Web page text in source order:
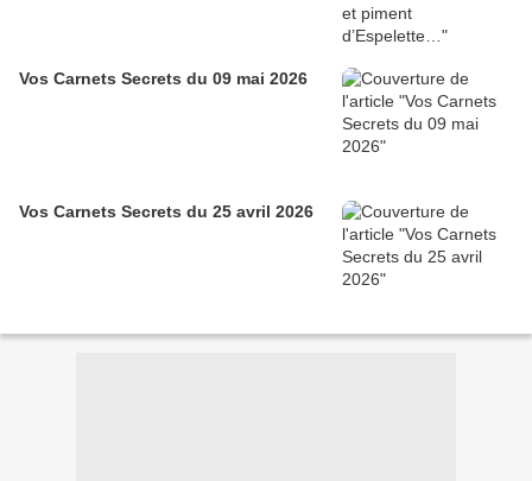
Vos Carnets Secrets du 09 mai 2026
Vos Carnets Secrets du 25 avril 2026